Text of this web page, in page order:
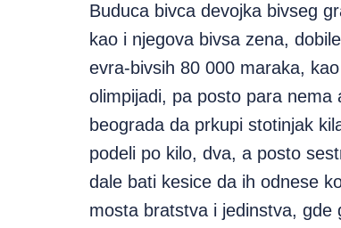
Buduca bivca devojka bivseg
kao i njegova bivsa zena,
evra-bivsih 80 000 maraka,
olimpijadi, pa posto para nema
beograda da prkupi stotinjak
podeli po kilo, dva, a posto
dale bati kesice da ih odnese
mosta bratstva i jedinstva,